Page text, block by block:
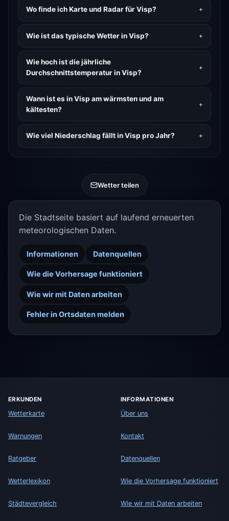
Wo finde ich Karte und Radar für Visp?
Wie ist das typische Wetter in Visp?
Wie hoch ist die jährliche
Durchschnittstemperatur in Visp?
Wann ist es in Visp am wärmsten und am
kältesten?
Wie viel Niederschlag fällt in Visp pro Jahr?
Wetter teilen
Die Stadtseite basiert auf laufend erneuerten
meteorologischen Daten.
Informationen Datenquellen
Wie die Vorhersage funktioniert
Wie wir mit Daten arbeiten
Fehler in Ortsdaten melden
ERKUNDEN
Wetterkarte
Warnungen
Ratgeber
Wetterlexikon
Städtevergleich
INFORMATIONEN
Über uns
Kontakt
Datenquellen
Wie die Vorhersage funktioniert
Wie wir mit Daten arbeiten